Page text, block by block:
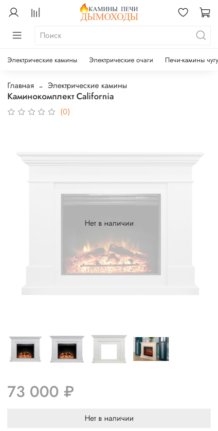
Электрические камины Электрические очаги Печи-камины
Главная Электрические камины
Каминокомплект California
(0)
Нет в наличии
73 000 ₽
Нет в наличии